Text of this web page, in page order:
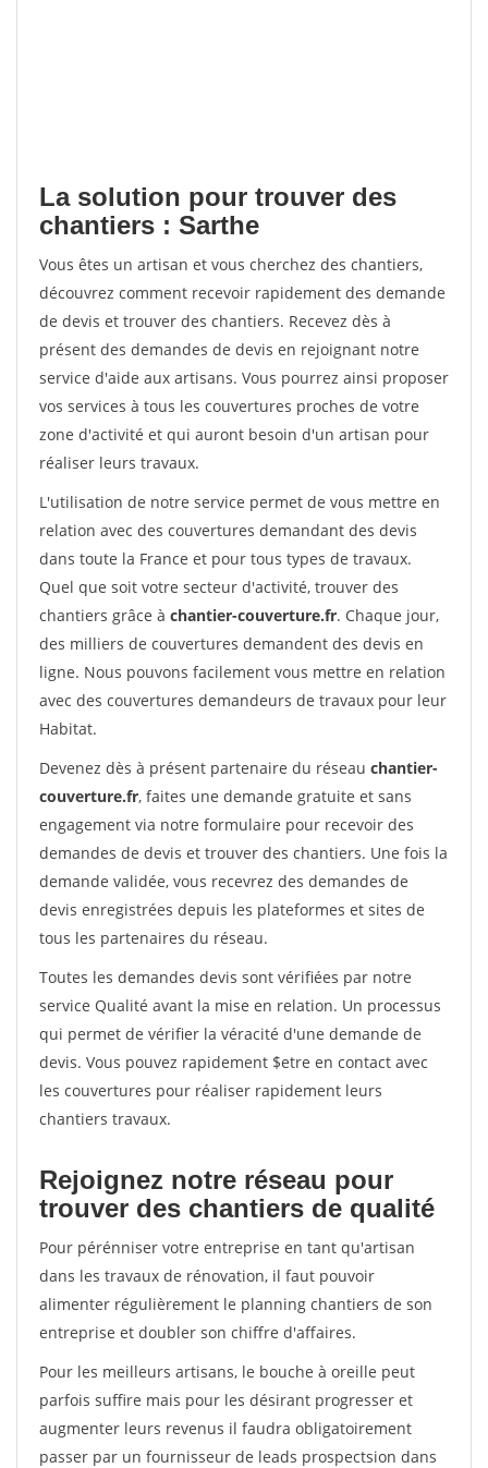
La solution pour trouver des
chantiers : Sarthe
Vous êtes un artisan et vous cherchez des chantiers,
découvrez comment recevoir rapidement des demande
de devis et trouver des chantiers. Recevez dès à
présent des demandes de devis en rejoignant notre
service d'aide aux artisans. Vous pourrez ainsi proposer
vos services à tous les couvertures proches de votre
zone d'activité et qui auront besoin d'un artisan pour
réaliser leurs travaux.
L'utilisation de notre service permet de vous mettre en
relation avec des couvertures demandant des devis
dans toute la France et pour tous types de travaux.
Quel que soit votre secteur d'activité, trouver des
chantiers grâce à chantier-couverture.fr. Chaque jour,
des milliers de couvertures demandent des devis en
ligne. Nous pouvons facilement vous mettre en relation
avec des couvertures demandeurs de travaux pour leur
Habitat.
Devenez dès à présent partenaire du réseau chantier-
couverture.fr, faites une demande gratuite et sans
engagement via notre formulaire pour recevoir des
demandes de devis et trouver des chantiers. Une fois la
demande validée, vous recevrez des demandes de
devis enregistrées depuis les plateformes et sites de
tous les partenaires du réseau.
Toutes les demandes devis sont vérifiées par notre
service Qualité avant la mise en relation. Un processus
qui permet de vérifier la véracité d'une demande de
devis. Vous pouvez rapidement $etre en contact avec
les couvertures pour réaliser rapidement leurs
chantiers travaux.
Rejoignez notre réseau pour
trouver des chantiers de qualité
Pour pérénniser votre entreprise en tant qu'artisan
dans les travaux de rénovation, il faut pouvoir
alimenter régulièrement le planning chantiers de son
entreprise et doubler son chiffre d'affaires.
Pour les meilleurs artisans, le bouche à oreille peut
parfois suffire mais pour les désirant progresser et
augmenter leurs revenus il faudra obligatoirement
passer par un fournisseur de leads prospectsion dans